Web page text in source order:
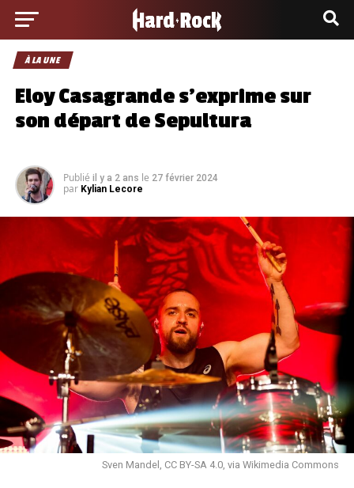
À LA UNE
Eloy Casagrande s’exprime sur
son départ de Sepultura
Publié il y a 2 ans le 27 février 2024
par Kylian Lecore
Sven Mandel, CC BY-SA 4.0, via Wikimedia Commons